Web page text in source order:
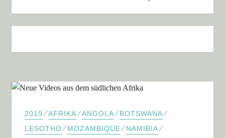
2019 ⁄AFRIKA⁄ANGOLA⁄BOTSWANA⁄
LESOTHO⁄MOZAMBIQUE⁄NAMIBIA⁄